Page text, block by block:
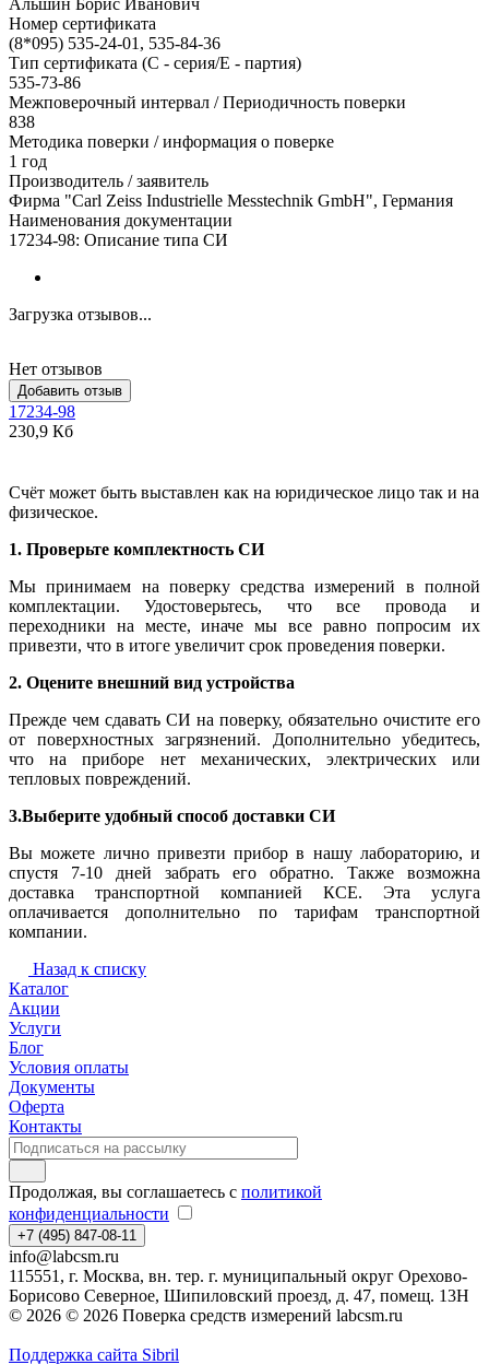
Номер сертификата
(8*095) 535-24-01, 535-84-36
Тип сертификата (C - серия/E - партия)
535-73-86
Межповерочный интервал / Периодичность поверки
838
Методика поверки / информация о поверке
1 год
Производитель / заявитель
Фирма "Carl Zeiss Industrielle Messtechnik GmbH", Германия
Наименования документации
17234-98: Описание типа СИ
Загрузка отзывов...
Нет отзывов
Добавить отзыв
17234-98
230,9 Кб
Счёт может быть выставлен как на юридическое лицо так и на
физическое.
1. Проверьте комплектность СИ
Мы принимаем на поверку средства измерений в полной
комплектации. Удостоверьтесь, что все провода и
переходники на месте, иначе мы все равно попросим их
привезти, что в итоге увеличит срок проведения поверки.
2. Оцените внешний вид устройства
Прежде чем сдавать СИ на поверку, обязательно очистите его
от поверхностных загрязнений. Дополнительно убедитесь,
что на приборе нет механических, электрических или
тепловых повреждений.
3.Выберите удобный способ доставки СИ
Вы можете лично привезти прибор в нашу лабораторию, и
спустя 7-10 дней забрать его обратно. Также возможна
доставка транспортной компанией КСЕ. Эта услуга
оплачивается дополнительно по тарифам транспортной
компании.
Назад к списку
Каталог
Акции
Услуги
Блог
Условия оплаты
Документы
Оферта
Контакты
Продолжая, вы соглашаетесь с политикой
конфиденциальности
+7 (495) 847-08-11
info@labcsm.ru
115551, г. Москва, вн. тер. г. муниципальный округ Орехово-
Борисово Северное, Шипиловский проезд, д. 47, помещ. 13Н
© 2026 © 2026 Поверка средств измерений labcsm.ru
Поддержка сайта Sibril